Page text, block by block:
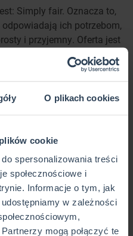
O plikach cookies
cookie
spersonalizowania treści
społecznościowe i
Informacje o tym, jak
w zależności
mogą połączyć te
Simply fair. Oznacza to,
ich potrzebom,
i przyjemny. Oferta jest
marka Trasti ma ogromny
kupić wyłącznie
które ma swoją
giełdzie w Ljubljanie. To
w branży na terenie
partner Swiss Re, czyli
reasekuracyjne założone